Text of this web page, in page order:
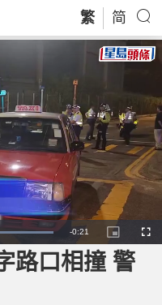
繁 简
R
e
-0:21
P
i
c
t
u
F
u
路口相撞 警